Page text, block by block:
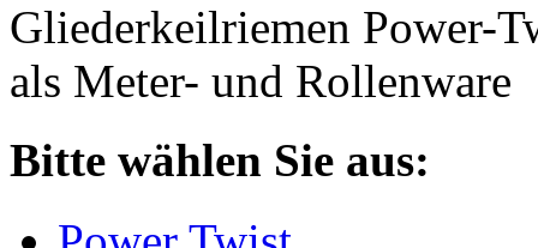
Gliederkeilriemen Power-
als Meter- und Rollenware
Bitte wählen Sie aus: